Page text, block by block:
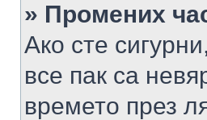
» Промених
Ако сте
все пак са
времето през